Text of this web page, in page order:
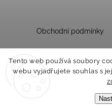
Tento web používá soubory
webu vyjadřujete souhlas s
Obchodní podmínky